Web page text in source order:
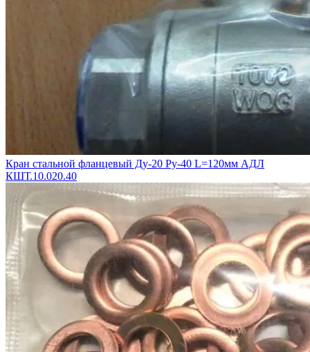
Кран стальной фланцевый Ду-20 Ру-40 L=120мм АДЛ
КШТ.10.020.40